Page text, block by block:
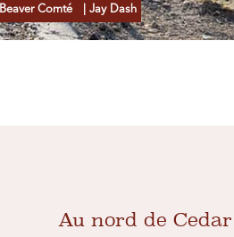
Beaver Comté | Jay Dash
Au nord de